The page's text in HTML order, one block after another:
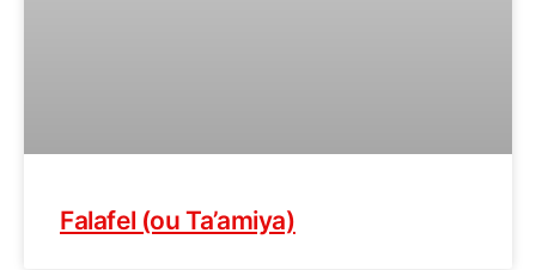
Falafel (ou Ta’amiya)